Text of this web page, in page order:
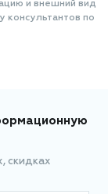
и внешний вид
консультантов по
скидках